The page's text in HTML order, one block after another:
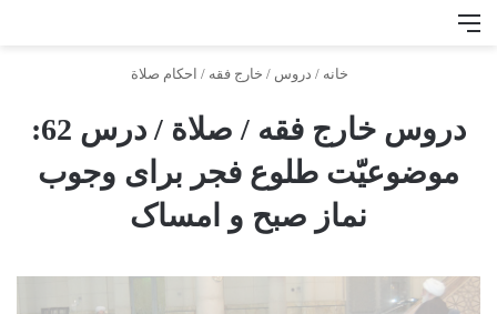
خانه / دروس / خارج فقه / احكام صلاة
دروس خارج فقه / صلاة / درس 62:
موضوعیّت طلوع فجر برای وجوب
نماز صبح و امساک